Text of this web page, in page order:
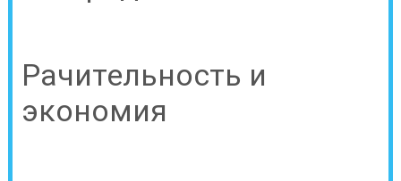
Рачительность и
экономия